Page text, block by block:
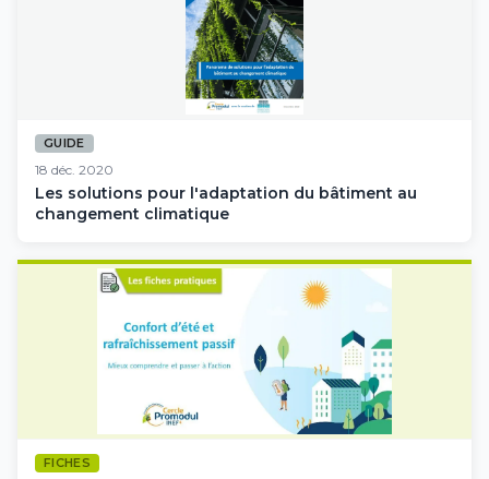
GUIDE
18 déc. 2020
Les solutions pour l'adaptation du bâtiment au
changement climatique
FICHES